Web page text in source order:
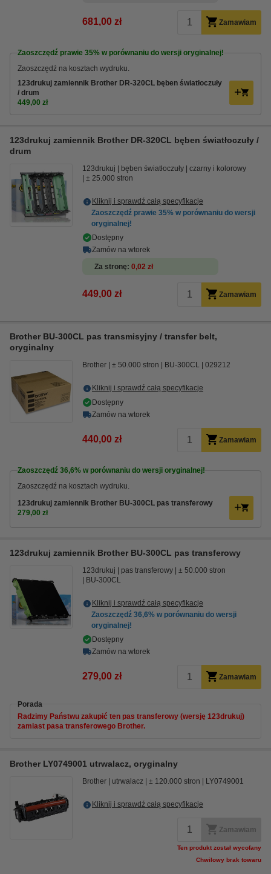
681,00 zł Zamawiam
Zaoszczędź prawie 35% w porównaniu do wersji oryginalnej!
Zaoszczędź na kosztach wydruku.
123drukuj zamiennik Brother DR-320CL bęben światłoczuły
/ drum
449,00 zł
123drukuj zamiennik Brother DR-320CL bęben światłoczuły /
drum
123drukuj bęben światłoczuły
czarny i kolorowy
± 25.000 stron
Kliknij i sprawdź całą specyfikacje
Zaoszczędź prawie 35% w porównaniu do wersji
oryginalnej!
Dostępny
Zamów na wtorek
Za stronę 0,02 zł
449,00 zł Zamawiam
Brother BU-300CL pas transmisyjny / transfer belt,
oryginalny
Brother ± 50.000 stron BU-300CL 029212
Kliknij i sprawdź całą specyfikacje
Dostępny
Zamów na wtorek
440,00 zł Zamawiam
Zaoszczędź 36,6% w porównaniu do wersji oryginalnej!
Zaoszczędź na kosztach wydruku.
123drukuj zamiennik Brother BU-300CL pas transferowy
279,00 zł
123drukuj zamiennik Brother BU-300CL pas transferowy
123drukuj pas transferowy
± 50.000 stron
BU-300CL
Kliknij i sprawdź całą specyfikacje
Zaoszczędź 36,6% w porównaniu do wersji
oryginalnej!
Dostępny
Zamów na wtorek
279,00 zł Zamawiam
Porada
Radzimy Państwu zakupić ten pas transferowy (wersję 123drukuj)
zamiast pasa transferowego Brother.
Brother LY0749001 utrwalacz, oryginalny
Brother utrwalacz ± 120.000 stron LY0749001
Kliknij i sprawdź całą specyfikacje
Zamawiam
Ten produkt został wycofany
Chwilowy brak towaru